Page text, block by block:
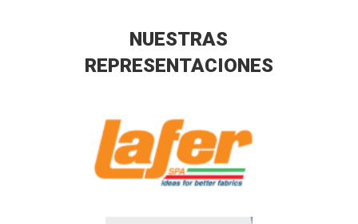
NUESTRAS
REPRESENTACIONES